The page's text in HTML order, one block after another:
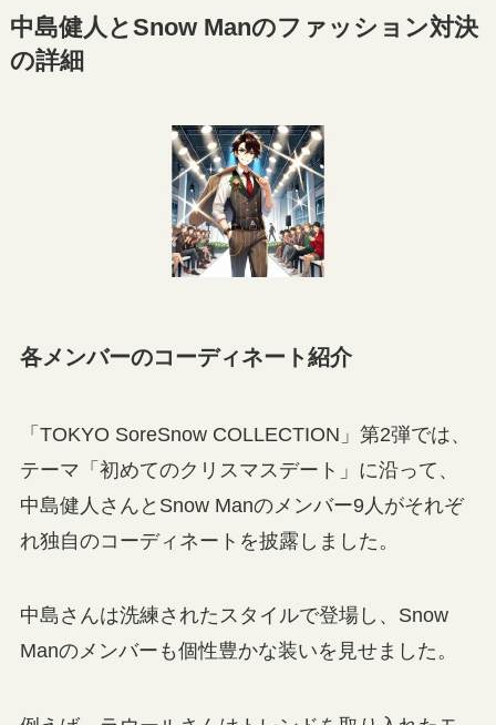
中島健人とSnow Manのファッション対決
の詳細
各メンバーのコーディネート紹介
「TOKYO SoreSnow COLLECTION」第2弾では、
テーマ「初めてのクリスマスデート」に沿って、
中島健人さんとSnow Manのメンバー9人がそれぞ
れ独自のコーディネートを披露しました。
中島さんは洗練されたスタイルで登場し、Snow
Manのメンバーも個性豊かな装いを見せました。